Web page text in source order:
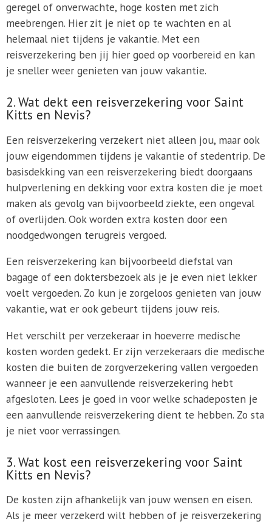
geregel of onverwachte, hoge kosten met zich
meebrengen. Hier zit je niet op te wachten en al
helemaal niet tijdens je vakantie. Met een
reisverzekering ben jij hier goed op voorbereid en kan
je sneller weer genieten van jouw vakantie.
2. Wat dekt een reisverzekering voor Saint
Kitts en Nevis?
Een reisverzekering verzekert niet alleen jou, maar ook
jouw eigendommen tijdens je vakantie of stedentrip. De
basisdekking van een reisverzekering biedt doorgaans
hulpverlening en dekking voor extra kosten die je moet
maken als gevolg van bijvoorbeeld ziekte, een ongeval
of overlijden. Ook worden extra kosten door een
noodgedwongen terugreis vergoed.
Een reisverzekering kan bijvoorbeeld diefstal van
bagage of een doktersbezoek als je je even niet lekker
voelt vergoeden. Zo kun je zorgeloos genieten van jouw
vakantie, wat er ook gebeurt tijdens jouw reis.
Het verschilt per verzekeraar in hoeverre medische
kosten worden gedekt. Er zijn verzekeraars die medische
kosten die buiten de zorgverzekering vallen vergoeden
wanneer je een aanvullende reisverzekering hebt
afgesloten. Lees je goed in voor welke schadeposten je
een aanvullende reisverzekering dient te hebben. Zo sta
je niet voor verrassingen.
3. Wat kost een reisverzekering voor Saint
Kitts en Nevis?
De kosten zijn afhankelijk van jouw wensen en eisen.
Als je meer verzekerd wilt hebben of je reisverzekering